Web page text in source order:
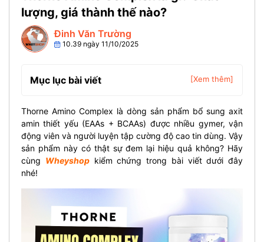
lượng, giá thành thế nào?
Đinh Văn Trường
10.39 ngày 11/10/2025
Mục lục bài viết [Xem thêm]
Thorne Amino Complex là dòng sản phẩm bổ sung axit
amin thiết yếu (EAAs + BCAAs) được nhiều gymer, vận
động viên và người luyện tập cường độ cao tin dùng. Vậy
sản phẩm này có thật sự đem lại hiệu quả không? Hãy
cùng Wheyshopkiểm chứng trong bài viết dưới đây
nhé!